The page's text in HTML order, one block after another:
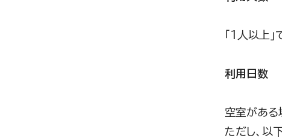
「1人以上
利用日数
空室がある
ただし、以